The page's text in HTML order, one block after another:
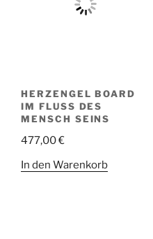
HERZENGEL BOARD
IM FLUSS DES M
ENSCH SEINS
477,00€
In den Warenkorb